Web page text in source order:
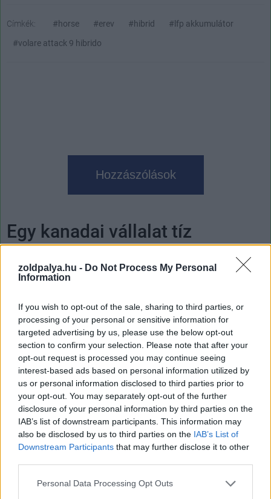
zoldpalya.hu - Do Not Process My Personal
Information
If you wish to opt-out of the sale, sharing to third parties, or
processing of your personal or sensitive information for
targeted advertising by us, please use the below opt-out
section to confirm your selection. Please note that after your
opt-out request is processed you may continue seeing
interest-based ads based on personal information utilized by
us or personal information disclosed to third parties prior to
your opt-out. You may separately opt-out of the further
disclosure of your personal information by third parties on the
IAB’s list of downstream participants. This information may
also be disclosed by us to third parties on the IAB’s List of
Downstream Participants that may further disclose it to other
Please note that this website/app uses one or more Google
Personal Data Processing Opt Outs
Címkék: #horse #erev #hibrid
#lfp akkumulátor
#volare attack 9 hibrido
Hozzászólások
Egy kanadai vállalat tíz
különféle módszert is tesztelne
a légkör szén-dioxid-
mentesítésre
Zöldpálya.hu|2024 szeptember 6. 18:17
Évi 3000 tonnával kezdenének, de sokkal
nagyobb szabású tervei vannak a Deep Sky-
nak.
szembenéznie, amelyekről már sok évtizede vannak